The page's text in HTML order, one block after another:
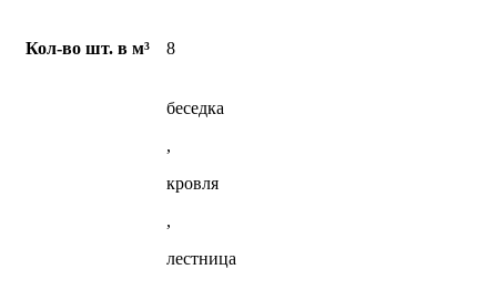
Кол-во шт. в м³ 8
беседка
,
кровля
,
лестница